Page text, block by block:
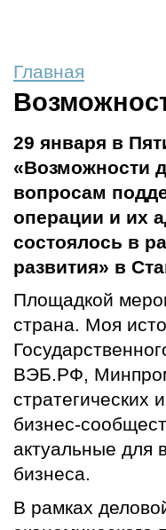
Главная
29 января в
«Возможности
вопросам
операции и их
состоялось в
развития» в
Площадкой
страна. Моя
ВЭБ.РФ,
стратегических
бизнес-
актуальные для
бизнеса.
В рамках